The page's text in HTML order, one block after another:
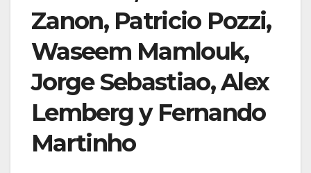
Zanon, Patricio Pozzi,
Waseem Mamlouk,
Jorge Sebastiao, Alex
Lemberg y Fernando
Martinho